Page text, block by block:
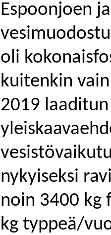
Espoonjoen
oli
kuitenkin
2019
nykyiseksi
noin 3400 kg
kg typpeä/